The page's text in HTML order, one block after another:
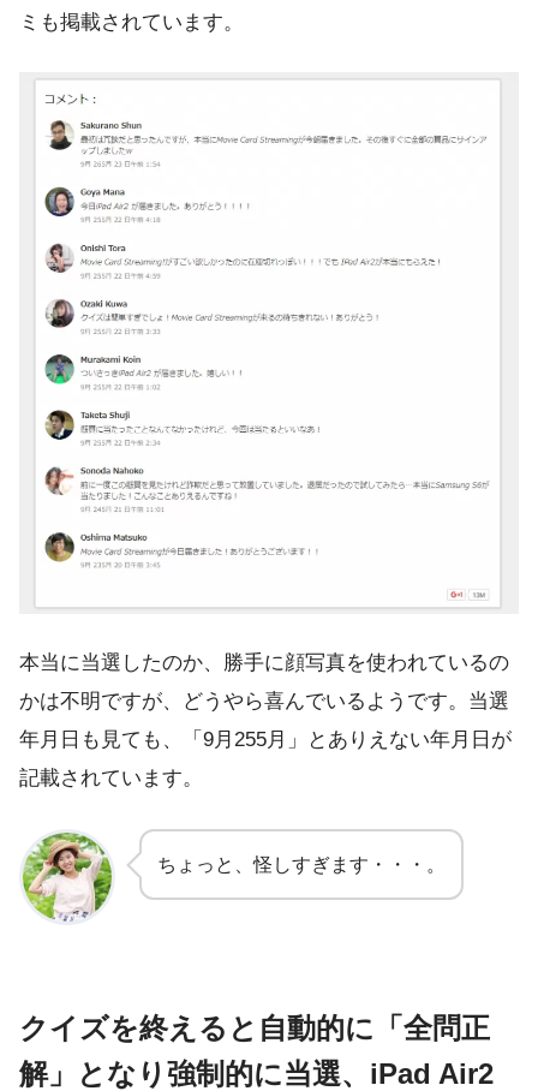
ミも掲載されています。
本当に当選したのか、勝手に顔写真を使われているの
かは不明ですが、どうやら喜んでいるようです。当選
年月日も見ても、「9月255月」とありえない年月日が
記載されています。
ちょっと、怪しすぎます・・・。
クイズを終えると自動的に「全問正
解」となり強制的に当選、iPad Air2